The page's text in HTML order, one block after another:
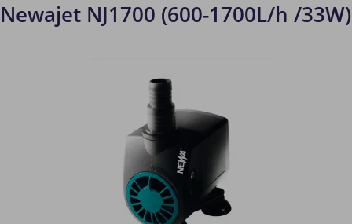
Newajet NJ1700 (600-1700L/h /33W)